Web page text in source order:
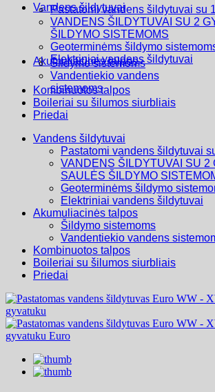
Vandens šildytuvai
Pastatomi vandens šildytuvai su
VANDENS ŠILDYTUVAI SU 2
ŠILDYMO SISTEMOMS
Geoterminėms šildymo
Elektriniai vandens šildytuvai
Akumuliacinės talpos
Šildymo sistemoms
Vandentiekio vandens
sistemoms
Kombinuotos talpos
Boileriai su šilumos siurbliais
Priedai
Vandens šildytuvai
Pastatomi vandens šildytuvai
VANDENS ŠILDYTUVAI SU 2
SAULĖS ŠILDYMO
Geoterminėms šildymo
Elektriniai vandens šildytuvai
Akumuliacinės talpos
Šildymo sistemoms
Vandentiekio vandens
Kombinuotos talpos
Boileriai su šilumos siurbliais
Priedai